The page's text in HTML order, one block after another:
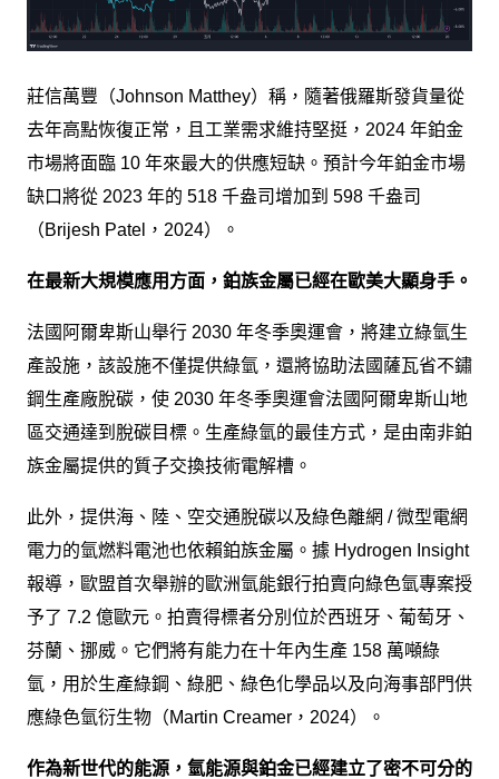
莊信萬豐（Johnson Matthey）稱，隨著俄羅斯發貨量從
去年高點恢復正常，且工業需求維持堅挺，2024 年鉑金
市場將面臨 10 年來最大的供應短缺。預計今年鉑金市場
缺口將從 2023 年的 518 千盎司增加到 598 千盎司
（Brijesh Patel，2024）。
在最新大規模應用方面，鉑族金屬已經在歐美大顯身手。
法國阿爾卑斯山舉行 2030 年冬季奧運會，將建立綠氫生
產設施，該設施不僅提供綠氫，還將協助法國薩瓦省不鏽
鋼生產廠脫碳，使 2030 年冬季奧運會法國阿爾卑斯山地
區交通達到脫碳目標。生產綠氫的最佳方式，是由南非鉑
族金屬提供的質子交換技術電解槽。
此外，提供海、陸、空交通脫碳以及綠色離網 / 微型電網
電力的氫燃料電池也依賴鉑族金屬。據 Hydrogen Insight
報導，歐盟首次舉辦的歐洲氫能銀行拍賣向綠色氫專案授
予了 7.2 億歐元。拍賣得標者分別位於西班牙、葡萄牙、
芬蘭、挪威。它們將有能力在十年內生產 158 萬噸綠
氫，用於生產綠鋼、綠肥、綠色化學品以及向海事部門供
應綠色氫衍生物（Martin Creamer，2024）。
作為新世代的能源，氫能源與鉑金已經建立了密不可分的